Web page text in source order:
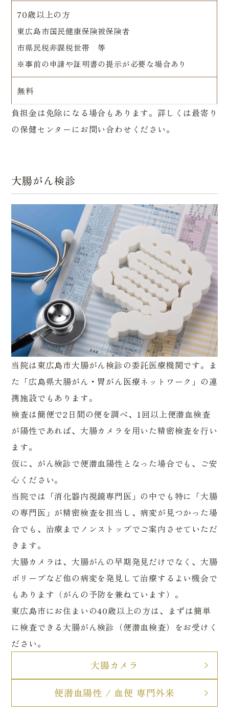
潰瘍性大腸炎・クローン病 専門外来
生活習慣病外来 漢方外来
70歳以上の方
東広島市国民健康保険被保険者
市県民税非課税世帯 等
※事前の申請や証明書の提示が必要な場合あり
無料
負担金は免除になる場合もあります。詳しくは最寄り
の保健センターにお問い合わせください。
大腸がん検診
当院は東広島市大腸がん検診の委託医療機関です。ま
た「広島県大腸がん・胃がん医療ネットワーク」の連
携施設でもあります。
検査は簡便で2日間の便を調べ、1回以上便潜血検査
が陽性であれば、大腸カメラを用いた精密検査を行い
ます。
仮に、がん検診で便潜血陽性となった場合でも、ご安
心ください。
当院では「消化器内視鏡専門医」の中でも特に「大腸
の専門医」が精密検査を担当し、病変が見つかった場
合でも、治療までノンストップでご案内させていただ
きます。
大腸カメラは、大腸がんの早期発見だけでなく、大腸
ポリープなど他の病変を発見して治療するよい機会で
もあります（がんの予防を兼ねています）。
東広島市にお住まいの40歳以上の方は、まずは簡単
に検査できる大腸がん検診（便潜血検査）をお受けく
ださい。
大腸カメラ
便潜血陽性 / 血便 専門外来